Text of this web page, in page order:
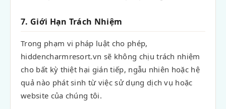
7. Giới Hạn Trách Nhiệm
Trong phạm vi pháp luật cho phép,
hiddencharmresort.vn sẽ không chịu trách nhiệm
cho bất kỳ thiệt hại gián tiếp, ngẫu nhiên hoặc hệ
quả nào phát sinh từ việc sử dụng dịch vụ hoặc
website của chúng tôi.